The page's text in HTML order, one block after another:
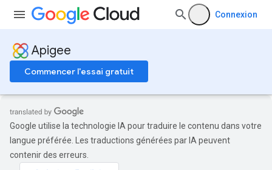
Connexion
Apigee
Commencer l'essai gratuit
Google utilise la technologie IA pour traduire le contenu dans votre
langue préférée. Les traductions générées par IA peuvent
contenir des erreurs.